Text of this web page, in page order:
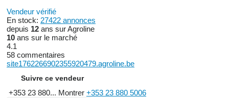
Vendeur vérifié
En stock: 27422 annonces
depuis 12 ans sur Agroline
10 ans sur le marché
4.1
58 commentaires
site1762266902355920479.agroline.be
Suivre ce vendeur
+353 23 880... Montrer +353 23 880 5006